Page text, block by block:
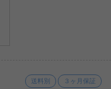
送料別 ３ヶ月保証